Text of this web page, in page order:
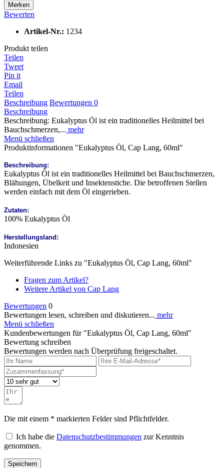
Merken
Bewerten
Artikel-Nr.: 1234
Produkt teilen
Teilen
Tweet
Pin it
Email
Teilen
Beschreibung Bewertungen 0
Beschreibung
Beschreibung: Eukalyptus Öl ist ein traditionelles Heilmittel bei
Bauchschmerzen,... mehr
Menü schließen
Produktinformationen "Eukalyptus Öl, Cap Lang, 60ml"
Beschreibung:
Eukalyptus Öl ist ein traditionelles Heilmittel bei Bauchschmerzen,
Blähungen, Übelkeit und Insektenstiche. Die betroffenen Stellen
werden einfach mit dem Öl eingerieben.
Zutaten:
100% Eukalyptus Öl
Herstellungsland:
Indonesien
Weiterführende Links zu "Eukalyptus Öl, Cap Lang, 60ml"
Fragen zum Artikel?
Weitere Artikel von Cap Lang
Bewertungen 0
Bewertungen lesen, schreiben und diskutieren... mehr
Menü schließen
Kundenbewertungen für "Eukalyptus Öl, Cap Lang, 60ml"
Bewertung schreiben
Bewertungen werden nach Überprüfung freigeschaltet.
Die mit einem * markierten Felder sind Pflichtfelder.
Ich habe die Datenschutzbestimmungen zur Kenntnis
genommen.
Speichern